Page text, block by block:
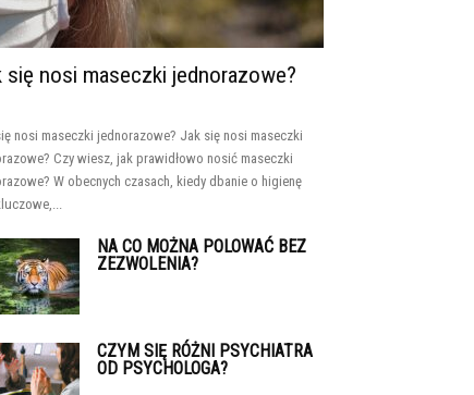
się nosi maseczki jednorazowe?
nosi maseczki jednorazowe? Jak się nosi maseczki
Czy wiesz, jak prawidłowo nosić maseczki
W obecnych czasach, kiedy dbanie o higienę
NA CO MOŻNA POLOWAĆ BEZ
ZEZWOLENIA?
CZYM SIĘ RÓŻNI PSYCHIATRA
OD PSYCHOLOGA?